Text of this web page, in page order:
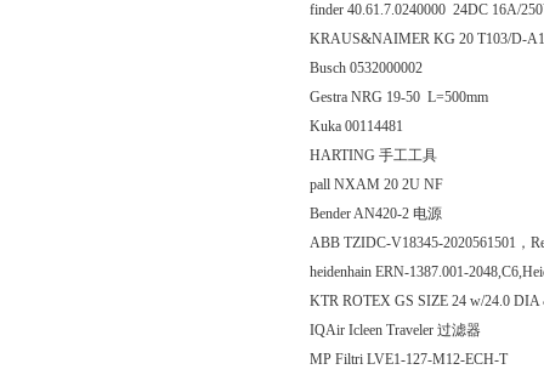
finder 40.61.7.0240000 24DC 16A/
KRAUS&NAIMER KG 20 T103/D-
Busch 0532000002
Gestra NRG 19-50 L=500mm
Kuka 00114481
HARTING 手工工具
pall NXAM 20 2U NF
Bender AN420-2 电源
ABB TZIDC-V18345-2020561501，
heidenhain ERN-1387.001-
KTR ROTEX GS SIZE 24 w/24.0
IQAir Icleen Traveler 过滤器
MP Filtri LVE1-127-M12-ECH-T